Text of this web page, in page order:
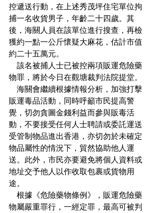
控遞送行動，在上述秀茂坪住宅單位拘
捕一名收貨男子，年齡二十四歲。其
後，海關人員在該單位進行搜查，再檢
獲約一點一公斤懷疑大麻花，估計市值
約二十五萬元。
該名被捕人士已被控兩項販運危險藥
物罪，將於今日在觀塘裁判法院提堂。
海關會繼續根據情報分析，加強打擊
販運毒品活動，同時呼籲市民提高警
覺，切勿貪圖金錢利益而參與販毒活
動，不要接受任何人士聘請或委託運送
受管制物品進出香港，亦切勿於未確定
物品屬性的情況下，貿然協助他人運
送。此外，市民亦要避免將個人資料或
地址交予他人以作收取包裹或貨物用
途。
根據《危險藥物條例》，販運危險藥
物屬嚴重罪行，一經定罪，最高可被判